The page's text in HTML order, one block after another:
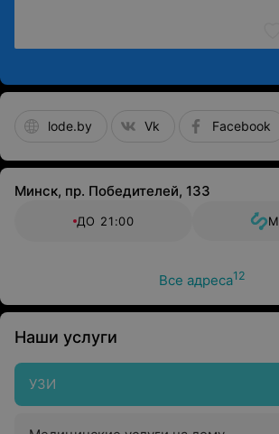
lode.by Vk Facebook
Минск, пр. Победителей, 133
ДО 21:00
Все адреса12
Наши услуги
УЗИ